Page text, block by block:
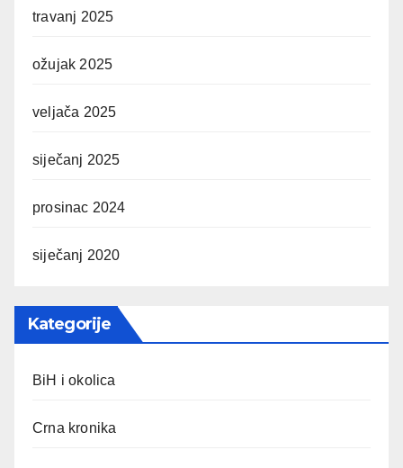
travanj 2025
ožujak 2025
veljača 2025
siječanj 2025
prosinac 2024
siječanj 2020
Kategorije
BiH i okolica
Crna kronika